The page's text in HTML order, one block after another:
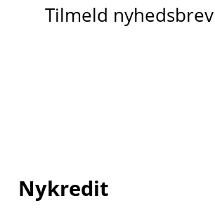
Tilmeld nyhedsbrev
Nykredit